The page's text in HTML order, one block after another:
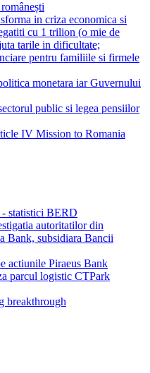
in criza economica si
cu 1 trilion (o mie de
tarile in dificultate;
pentru familiile si firmele
monetara iar Guvernului
public si legea pensiilor
IV Mission to Romania
- statistici BERD
autoritatilor din
Bank, subsidiara Bancii
actiunile Piraeus Bank
parcul logistic CTPark
breakthrough